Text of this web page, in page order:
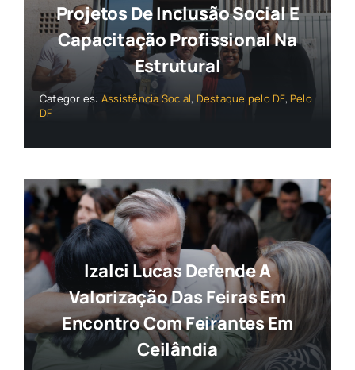
Projetos De Inclusão Social E
Capacitação Profissional Na
Estrutural
Categories: Assistência Social, Destaque pelo DF, Pelo
DF
Izalci Lucas Defende A
Valorização Das Feiras Em
Encontro Com Feirantes Em
Ceilândia